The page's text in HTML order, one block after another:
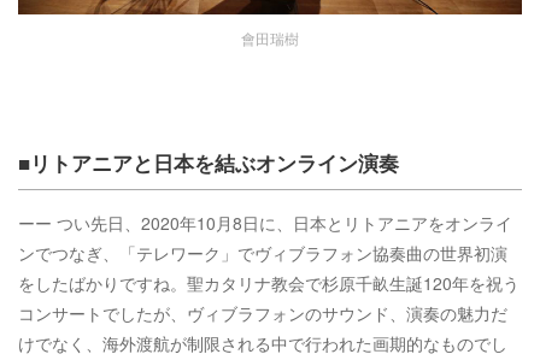
會田瑞樹
■リトアニアと日本を結ぶオンライン演奏
ーー つい先日、2020年10月8日に、日本とリトアニアをオンライ
ンでつなぎ、「テレワーク」でヴィブラフォン協奏曲の世界初演
をしたばかりですね。聖カタリナ教会で杉原千畝生誕120年を祝う
コンサートでしたが、ヴィブラフォンのサウンド、演奏の魅力だ
けでなく、海外渡航が制限される中で行われた画期的なものでし